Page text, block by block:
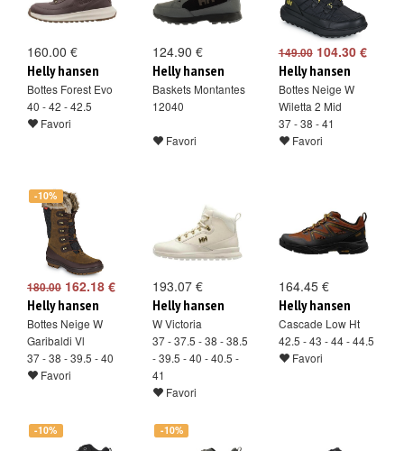
160.00 €
Helly hansen
Bottes Forest Evo
40 - 42 - 42.5
Favori
124.90 €
Helly hansen
Baskets Montantes
12040
Favori
149.00104.30 €
Helly hansen
Bottes Neige W
Wiletta 2 Mid
37 - 38 - 41
Favori
-10%
180.00 162.18 €
Helly hansen
Bottes Neige W
Garibaldi Vl
37 - 38 - 39.5 - 40
Favori
193.07 €
Helly hansen
W Victoria
37 - 37.5 - 38 - 38.5
- 39.5 - 40 - 40.5 -
41
Favori
164.45 €
Helly hansen
Cascade Low Ht
42.5 - 43 - 44 - 44.5
Favori
-10% -10%